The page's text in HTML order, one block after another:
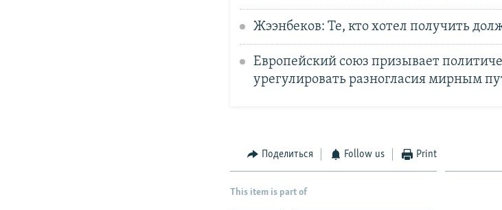
Жээнбеков: Те, кто хотел получить
Европейский союз призывает
урегулировать разногласия мирным
Поделиться Follow us Print
This item is part of